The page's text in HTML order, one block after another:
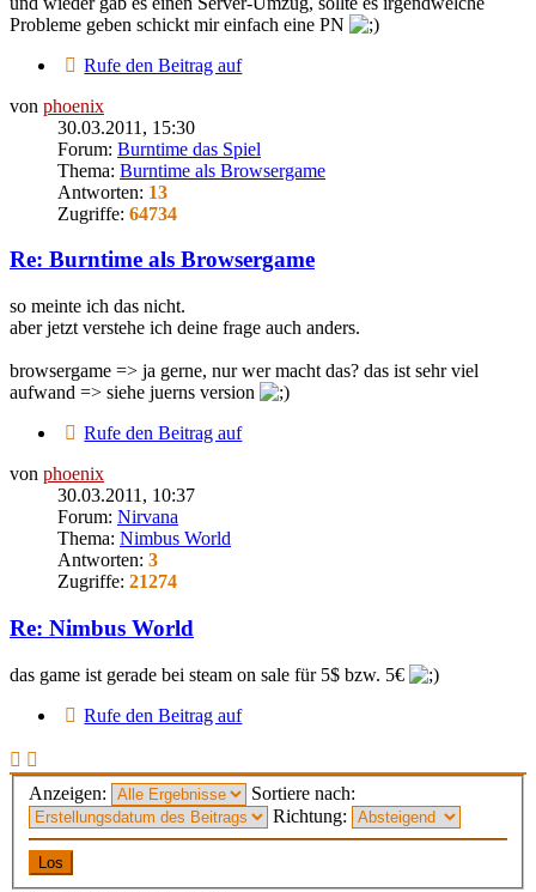
Probleme geben schickt mir einfach eine PN
Rufe den Beitrag auf
von phoenix
30.03.2011, 15:30
Forum: Burntime das Spiel
Thema: Burntime als Browsergame
Antworten: 13
Zugriffe: 64734
Re: Burntime als Browsergame
so meinte ich das nicht.
aber jetzt verstehe ich deine frage auch anders.
browsergame => ja gerne, nur wer macht das? das ist sehr viel
aufwand => siehe juerns version
Rufe den Beitrag auf
von phoenix
30.03.2011, 10:37
Forum: Nirvana
Thema: Nimbus World
Antworten: 3
Zugriffe: 21274
Re: Nimbus World
das game ist gerade bei steam on sale für 5$ bzw. 5€
Rufe den Beitrag auf
Anzeigen:
Sortiere nach:
Richtung: